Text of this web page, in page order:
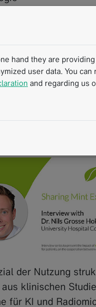
Patienten, die sie…
der Nutzung
klinischen
für KI und
hand they are
user data. You
and regarding us